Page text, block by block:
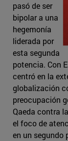
pasó de ser
bipolar a una
hegemonía
liderada por
esta segunda
potencia. Con
centró en la
globalización
preocupación
Qaeda contra
el foco de
en un segundo